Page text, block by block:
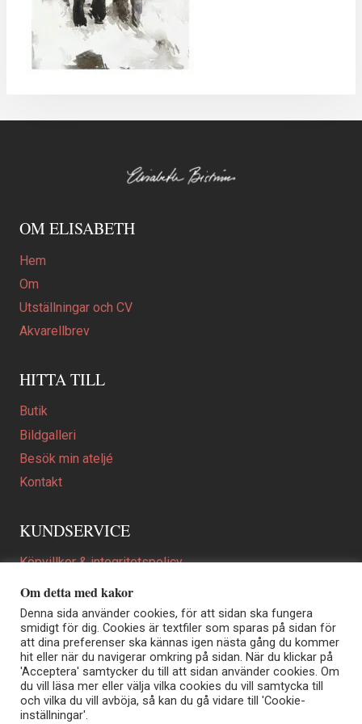
OM ELISABETH
Hem
Om
Utställningar och CV
Akvarellbrev
HITTA TILL
Butik
Bildgalleri
Besök min ateljé
Kontakt
KUNDSERVICE
Köpvillkor & integritetspolicy
Att beställa ett personligt utformat konstverk
En personligare gåva
FAQ
Elisabeth Biström | Akvarellkonstnär | Norrtälje
Sjöängstorpet AB, org.nr 556373-5447
Om detta med kakor
Denna sida använder cookies, för att sidan ska fungera
smidigt för dig. Cookies är textfiler som sparas på sidan för
att dina preferenser ska kännas igen nästa gång du kommer
hit eller när du navigerar omkring på sidan. När du klickar på
'Acceptera' samtycker du till att sidan använder cookies. Om
du vill läsa mer eller välja vilka cookies du vill samtycka till
och vilka du vill avböja, så kan du gå vidare till 'Cookie-
inställningar'.